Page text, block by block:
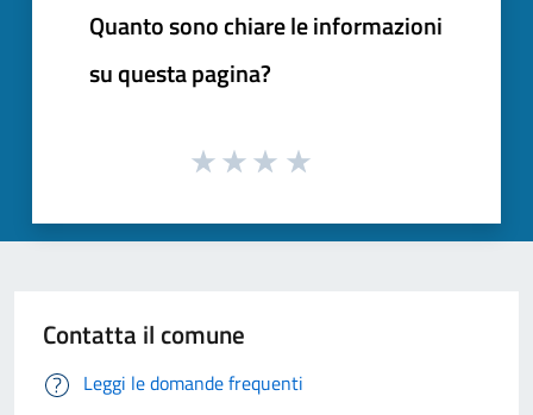
Quanto sono chiare le informazioni
su questa pagina?
Contatta il comune
Leggi le domande frequenti